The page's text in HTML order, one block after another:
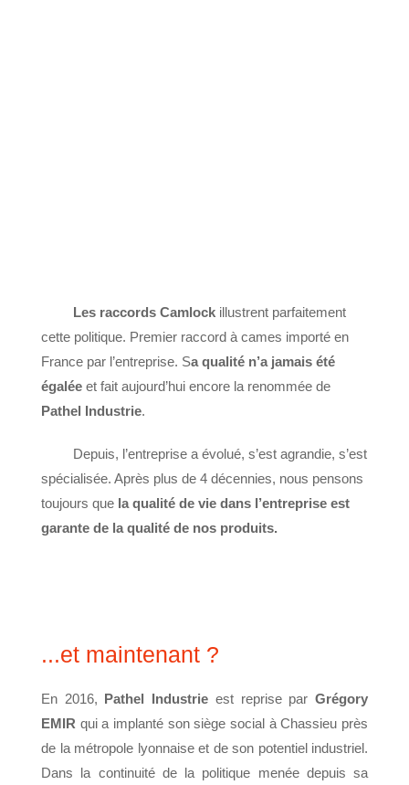
Les raccords Camlock illustrent parfaitement
cette politique. Premier raccord à cames importé en
France par l’entreprise. Sa qualité n’a jamais été
égalée et fait aujourd’hui encore la renommée de
Pathel Industrie.
Depuis, l’entreprise a évolué, s’est agrandie, s’est
spécialisée. Après plus de 4 décennies, nous pensons
toujours que la qualité de vie dans l’entreprise est
garante de la qualité de nos produits.
...et maintenant ?
En 2016, Pathel Industrie est reprise parGrégory
EMIR qui a implanté son siège social à Chassieu près
de la métropole lyonnaise et de son potentiel industriel.
Dans la continuité de la politique menée depuis sa